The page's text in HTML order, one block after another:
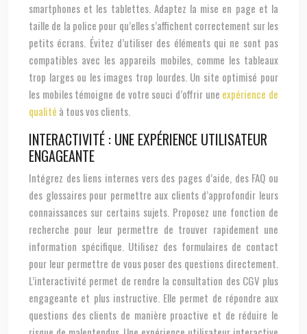
smartphones et les tablettes. Adaptez la mise en page et la
taille de la police pour qu’elles s’affichent correctement sur les
petits écrans. Évitez d’utiliser des éléments qui ne sont pas
compatibles avec les appareils mobiles, comme les tableaux
trop larges ou les images trop lourdes. Un site optimisé pour
les mobiles témoigne de votre souci d’offrir une expérience de
qualité à tous vos clients.
INTERACTIVITÉ : UNE EXPÉRIENCE UTILISATEUR
ENGAGEANTE
Intégrez des liens internes vers des pages d’aide, des FAQ ou
des glossaires pour permettre aux clients d’approfondir leurs
connaissances sur certains sujets. Proposez une fonction de
recherche pour leur permettre de trouver rapidement une
information spécifique. Utilisez des formulaires de contact
pour leur permettre de vous poser des questions directement.
L’interactivité permet de rendre la consultation des CGV plus
engageante et plus instructive. Elle permet de répondre aux
questions des clients de manière proactive et de réduire le